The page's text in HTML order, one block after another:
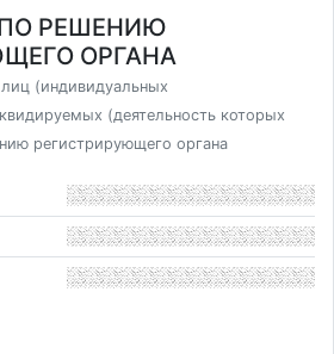
РЕШЕНИЮ
ОРГАНА
(индивидуальных
(деятельность которых
регистрирующего органа